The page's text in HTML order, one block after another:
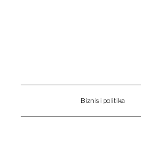
Biznis i politika